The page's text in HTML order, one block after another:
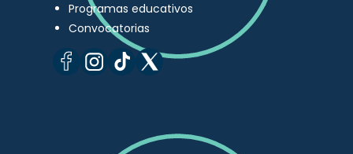
Programas educativos
Convocatorias